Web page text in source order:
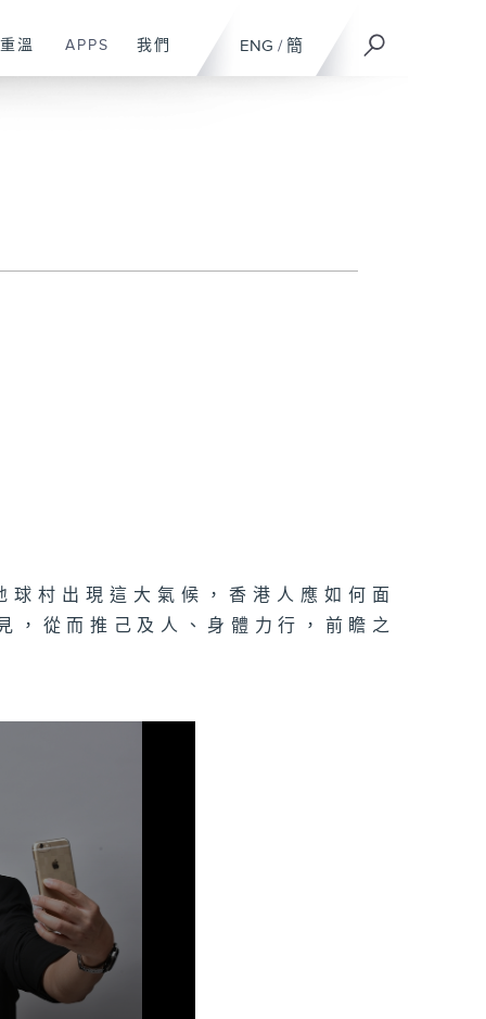
ENG / 簡
重溫 APPS 我們
村出現這大氣候，香港人應如何面
，從而推己及人、身體力行，前瞻之